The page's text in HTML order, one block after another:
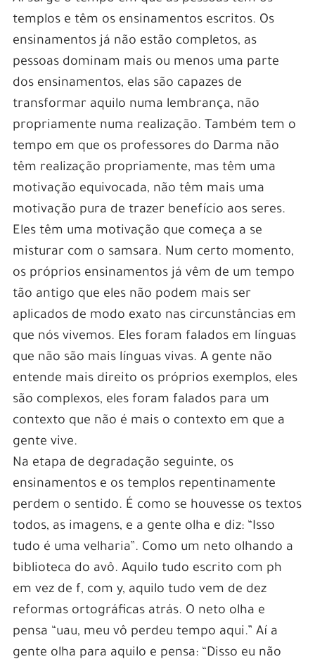
templos e têm os ensinamentos escritos. Os
ensinamentos já não estão completos, as
pessoas dominam mais ou menos uma parte
dos ensinamentos, elas são capazes de
transformar aquilo numa lembrança, não
propriamente numa realização. Também tem o
tempo em que os professores do Darma não
têm realização propriamente, mas têm uma
motivação equivocada, não têm mais uma
motivação pura de trazer benefício aos seres.
Eles têm uma motivação que começa a se
misturar com o samsara. Num certo momento,
os próprios ensinamentos já vêm de um tempo
tão antigo que eles não podem mais ser
aplicados de modo exato nas circunstâncias em
que nós vivemos. Eles foram falados em línguas
que não são mais línguas vivas. A gente não
entende mais direito os próprios exemplos, eles
são complexos, eles foram falados para um
contexto que não é mais o contexto em que a
gente vive.
Na etapa de degradação seguinte, os
ensinamentos e os templos repentinamente
perdem o sentido. É como se houvesse os textos
todos, as imagens, e a gente olha e diz: “Isso
tudo é uma velharia”. Como um neto olhando a
biblioteca do avô. Aquilo tudo escrito com ph
em vez de f, com y, aquilo tudo vem de dez
reformas ortográficas atrás. O neto olha e
pensa “uau, meu vô perdeu tempo aqui.” Aí a
gente olha para aquilo e pensa: “Disso eu não